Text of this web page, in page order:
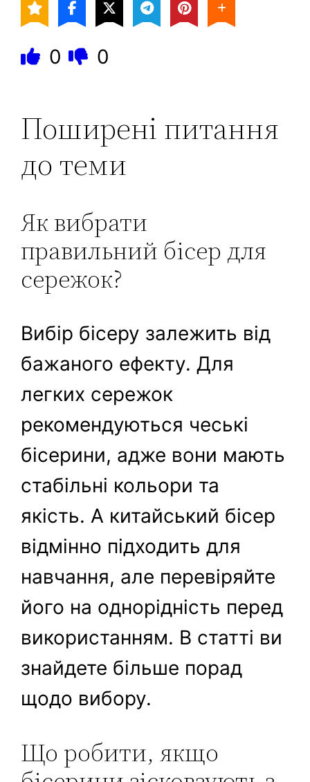
0 0
Поширені питання
до теми
Як вибрати
правильний бісер для
сережок?
Вибір бісеру залежить від
бажаного ефекту. Для
легких сережок
рекомендуються чеські
бісерини, адже вони мають
стабільні кольори та
якість. А китайський бісер
відмінно підходить для
навчання, але перевіряйте
його на однорідність перед
використанням. В статті ви
знайдете більше порад
щодо вибору.
Що робити, якщо